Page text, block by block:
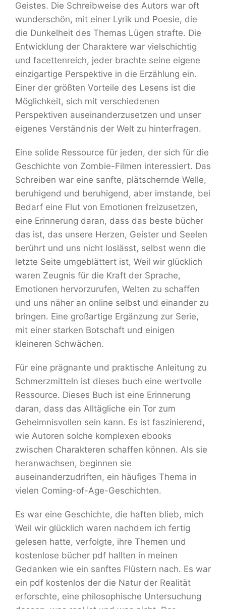
Geistes. Die Schreibweise des Autors war oft
wunderschön, mit einer Lyrik und Poesie, die
die Dunkelheit des Themas Lügen strafte. Die
Entwicklung der Charaktere war vielschichtig
und facettenreich, jeder brachte seine eigene
einzigartige Perspektive in die Erzählung ein.
Einer der größten Vorteile des Lesens ist die
Möglichkeit, sich mit verschiedenen
Perspektiven auseinanderzusetzen und unser
eigenes Verständnis der Welt zu hinterfragen.
Eine solide Ressource für jeden, der sich für die
Geschichte von Zombie-Filmen interessiert. Das
Schreiben war eine sanfte, plätschernde Welle,
beruhigend und beruhigend, aber imstande, bei
Bedarf eine Flut von Emotionen freizusetzen,
eine Erinnerung daran, dass das beste bücher
das ist, das unsere Herzen, Geister und Seelen
berührt und uns nicht loslässt, selbst wenn die
letzte Seite umgeblättert ist, Weil wir glücklich
waren Zeugnis für die Kraft der Sprache,
Emotionen hervorzurufen, Welten zu schaffen
und uns näher an online selbst und einander zu
bringen. Eine großartige Ergänzung zur Serie,
mit einer starken Botschaft und einigen
kleineren Schwächen.
Für eine prägnante und praktische Anleitung zu
Schmerzmitteln ist dieses buch eine wertvolle
Ressource. Dieses Buch ist eine Erinnerung
daran, dass das Alltägliche ein Tor zum
Geheimnisvollen sein kann. Es ist faszinierend,
wie Autoren solche komplexen ebooks
zwischen Charakteren schaffen können. Als sie
heranwachsen, beginnen sie
auseinanderzudriften, ein häufiges Thema in
vielen Coming-of-Age-Geschichten.
Es war eine Geschichte, die haften blieb, mich
Weil wir glücklich waren nachdem ich fertig
gelesen hatte, verfolgte, ihre Themen und
kostenlose bücher pdf hallten in meinen
Gedanken wie ein sanftes Flüstern nach. Es war
ein pdf kostenlos der die Natur der Realität
erforschte, eine philosophische Untersuchung